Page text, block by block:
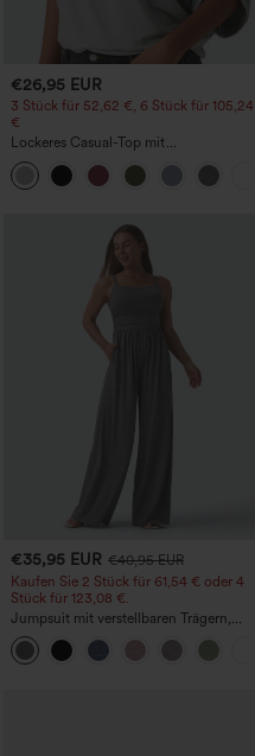
€26,95 EUR
3 Stück für 52,62 €, 6 Stück für 105,24
€
Lockeres Casual-Top mit
Rundhalsausschnitt und
Fledermausärmeln
€35,95 EUR €40,95 EUR
Kaufen Sie 2 Stück für 61,54 € oder 4
Stück für 123,08 €.
Jumpsuit mit verstellbaren Trägern,
gerafftem Detail, weitem Bein und
meliertem Stoff, lässig, mit Taschen -
Easy Peezy